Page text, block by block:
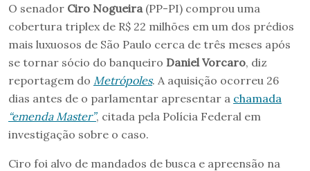
O senador Ciro Nogueira (PP-PI) comprou uma
cobertura triplex de R$ 22 milhões em um dos prédios
mais luxuosos de São Paulo cerca de três meses após
se tornar sócio do banqueiro Daniel Vorcaro, diz
reportagem do Metrópoles. A aquisição ocorreu 26
dias antes de o parlamentar apresentar a chamada
“emenda Master”, citada pela Polícia Federal em
investigação sobre o caso.
Ciro foi alvo de mandados de busca e apreensão na